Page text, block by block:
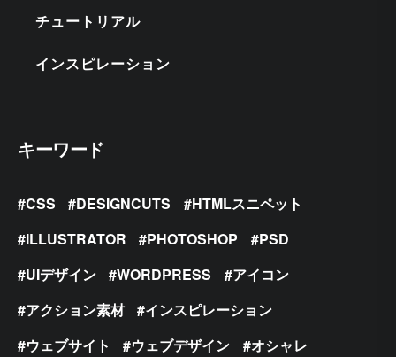
チュートリアル
インスピレーション
キーワード
CSS DESIGNCUTS
HTMLスニペット
ILLUSTRATOR
PHOTOSHOP
PSD
UIデザイン
WORDPRESS
アイコン
アクション素材
インスピレーション
ウェブサイト
ウェブデザイン
オシャレ